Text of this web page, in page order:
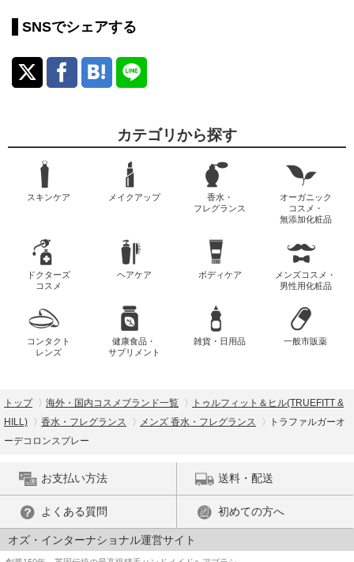
SNSでシェアする
カテゴリから探す
スキンケア メイクアップ
香水・
フレグランス
オーガニック
コスメ・
無添加化粧品
ドクターズ
コスメ
ヘアケア ボディケア
メンズコスメ・
男性用化粧品
コンタクト
レンズ
健康食品・
サプリメント
雑貨・日用品 一般市販薬
トップ 海外・国内コスメブランド一覧
トゥルフィット＆ヒル(TRUEFITT &
HILL)
香水・フレグランス メンズ 香水・フレグランス
トラファルガーオ
ーデコロンスプレー
お支払い方法 送料・配送
よくある質問 初めての方へ
オズ・インターナショナル運営サイト